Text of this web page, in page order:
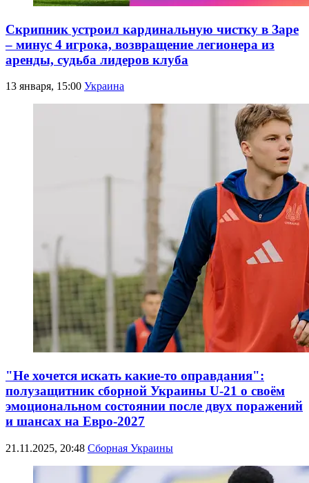
Скрипник устроил кардинальную чистку в Заре
– минус 4 игрока, возвращение легионера из
аренды, судьба лидеров клуба
13 января, 15:00 Украина
"Не хочется искать какие-то оправдания":
полузащитник сборной Украины U-21 о своём
эмоциональном состоянии после двух поражений
и шансах на Евро-2027
21.11.2025, 20:48 Сборная Украины